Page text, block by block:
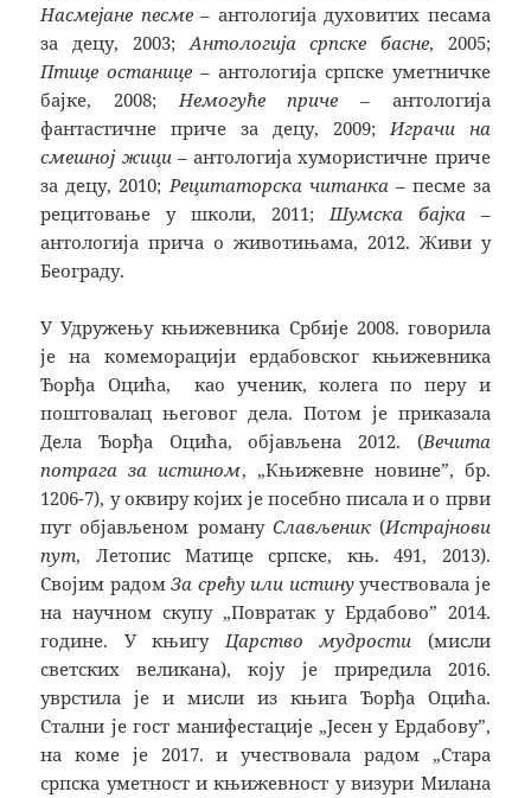
Насмејане песме– антологија духовитих песама
за децу, 2003;Антологија српске басне, 2005;
Птице останице – антологија српске уметничке
бајке, 2008;Немогуће приче – антологија
фантастичне приче за децу, 2009;Играчи на
смешној жици– антологија хумористичне приче
за децу, 2010;Рецитаторска читанка– песме за
рецитовање у школи, 2011;Шумска бајка–
антологија прича о животињама, 2012. Живи у
Београду.
У Удружењу књижевника Србије 2008. говорила
је на комеморацији ердабовског књижевника
Ђорђа Оцића, као ученик, колега по перу и
поштовалац његовог дела. Потом је приказала
Дела Ђорђа Оцића, објављена 2012. (Вечита
потрага за истином, „Књижевне новине”, бр.
1206-7), у оквиру којих је посебно писала и о први
пут објављеном роману Слављеник(Истрајнови
пут, Летопис Матице српске, књ. 491, 2013).
Својим радомЗа срећу или истинуучествовала је
на научном скупу „Повратак у Ердабово” 2014.
године. У књигуЦарство мудрости (мисли
светских великана), коју је приредила 2016.
уврстила је и мисли из књига Ђорђа Оцића.
Стални је гост манифестације „Јесен у Ердабову”,
на коме је 2017. и учествовала радом „Стара
српска уметност и књижевност у визури Милана